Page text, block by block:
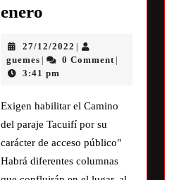
enero
27/12/2022
guemes 0 Comment
3:41 pm
Exigen habilitar el Camino
del paraje Tacuifí por su
carácter de acceso público"
Habrá diferentes columnas